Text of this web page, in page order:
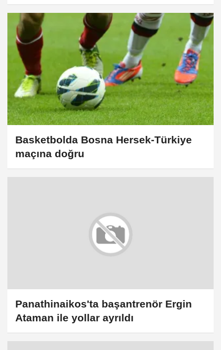
Basketbolda Bosna Hersek-Türkiye
maçına doğru
Panathinaikos'ta başantrenör Ergin
Ataman ile yollar ayrıldı